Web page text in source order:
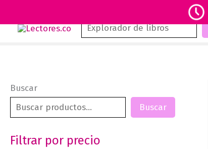
Buscar
Buscar
Buscar
Filtrar por precio